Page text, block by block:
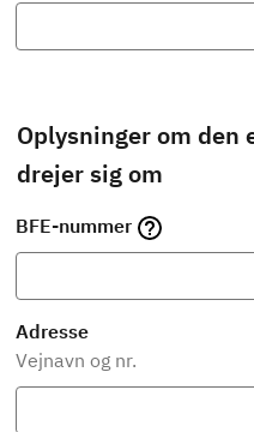
Oplysninger om den ejendom henvendelsen
drejer sig om
BFE-nummer
Adresse
Vejnavn og nr.